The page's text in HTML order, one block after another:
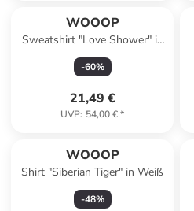
WOOOP
Sweatshirt "Love Shower" in
Dunkelblau
-60%
21,49 €
UVP: 54,00 €*
WOOOP
Shirt "Siberian Tiger" in Weiß
-48%